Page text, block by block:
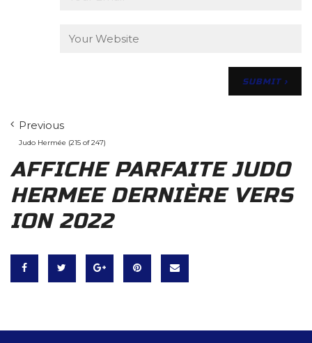
Previous
Judo Hermée (215 of 247)
AFFICHE PARFAITE JUDO
HERMEE DERNIÈRE VERS
ION 2022